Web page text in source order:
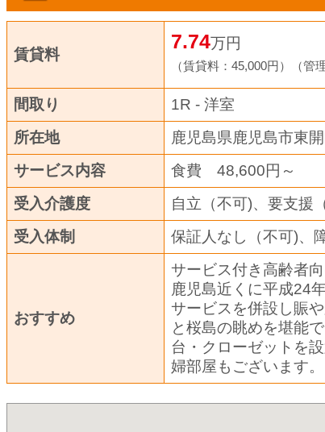
賃貸料
7.74万円
（賃貸料：45,000円） （管
間取り
1R - 洋
所在地
鹿児島県鹿児島市東
サービス内容
食費 48,600円～
受入介護度
自立（不可)、要支援
受入体制
保証人なし（不可)、
おすすめ
サービス付き高齢者
鹿児島近くに平成24
サービスを併設し賑
と桜島の眺めを堪能
台・クローゼットを
婦部屋もございます。